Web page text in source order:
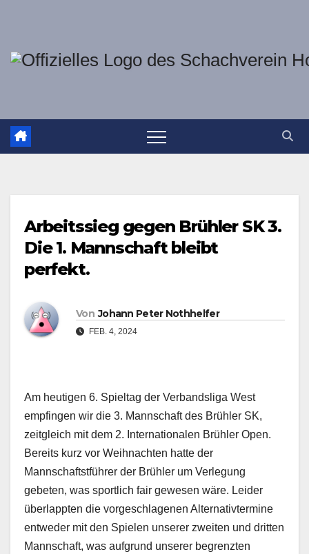
springen
Arbeitssieg gegen Brühler SK 3.
Die 1. Mannschaft bleibt
perfekt.
Von Johann Peter Nothhelfer
FEB. 4, 2024
Am heutigen 6. Spieltag der Verbandsliga West
empfingen wir die 3. Mannschaft des Brühler SK,
zeitgleich mit dem 2. Internationalen Brühler Open.
Bereits kurz vor Weihnachten hatte der
Mannschaftstführer der Brühler um Verlegung
gebeten, was sportlich fair gewesen wäre. Leider
überlappten die vorgeschlagenen Alternativtermine
entweder mit den Spielen unserer zweiten und dritten
Mannschaft, was aufgrund unserer begrenzten